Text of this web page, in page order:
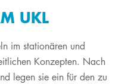
UKL
im stationären und
Konzepten. Nach
legen sie ein für den zu